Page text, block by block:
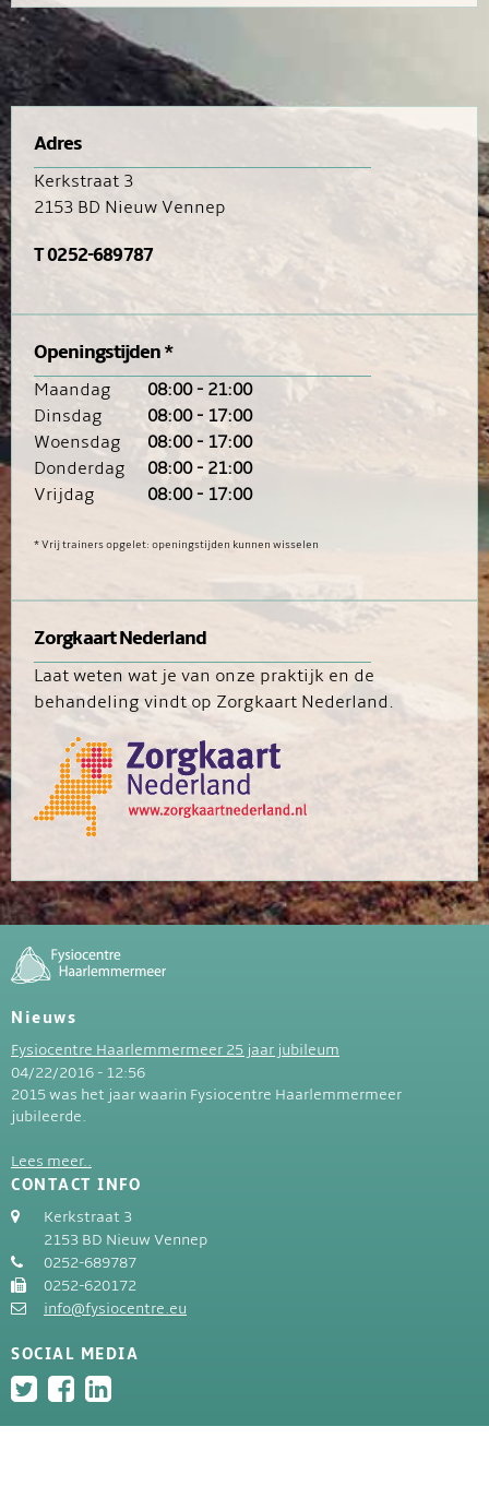
Adres
Kerkstraat 3
2153 BD Nieuw Vennep
T 0252-689787
Openingstijden *
Maandag
08:00 - 21:00
Dinsdag
08:00 - 17:00
Woensdag
08:00 - 17:00
Donderdag
08:00 - 21:00
Vrijdag
08:00 - 17:00
* Vrij trainers opgelet: openingstijden kunnen wisselen
Zorgkaart Nederland
Laat weten wat je van onze praktijk en de
behandeling vindt op Zorgkaart Nederland.
Nieuws
Fysiocentre Haarlemmermeer 25 jaar jubileum
04/22/2016 - 12:56
2015 was het jaar waarin Fysiocentre Haarlemmermeer
jubileerde.
Lees meer..
CONTACT INFO
Kerkstraat 3
2153 BD Nieuw Vennep
0252-689787
0252-620172
info@fysiocentre.eu
SOCIAL MEDIA